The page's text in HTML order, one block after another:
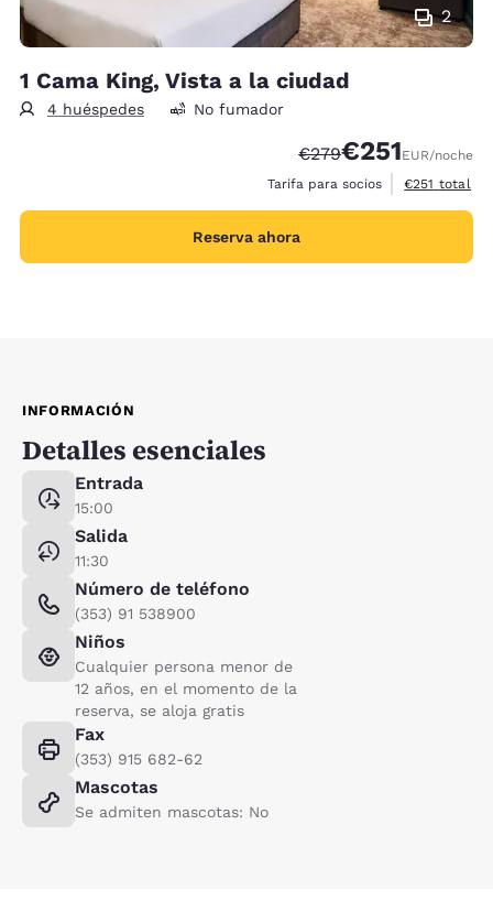
2
1 Cama King, Vista a la ciudad
4 huéspedes No fumador
Tarifa tachada:
€279Tarifa reducida:
€251EUR/noche
Tarifa para socios
Ver detalles
€251 total
Reserva ahora
INFORMACIÓN
Detalles esenciales
Entrada
15:00
Salida
11:30
Número de teléfono
(353) 91 538900
Niños
Cualquier persona menor de
12 años, en el momento de la
reserva, se aloja gratis
Fax
(353) 915 682-62
Mascotas
Se admiten mascotas: No